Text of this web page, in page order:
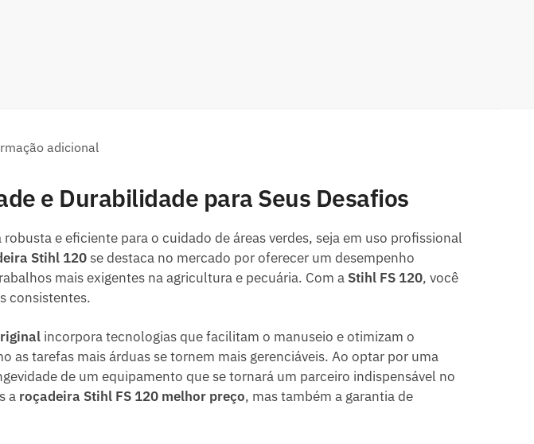
adicional
e Durabilidade para Seus Desafios
e eficiente para o cuidado de áreas verdes, seja em uso profissional
Stihl 120se destaca no mercado por oferecer um desempenho
mais exigentes na agricultura e pecuária. Com a Stihl FS 120, você
consistentes.
incorpora tecnologias que facilitam o manuseio e otimizam o
tarefas mais árduas se tornem mais gerenciáveis. Ao optar por uma
de um equipamento que se tornará um parceiro indispensável no
a roçadeira Stihl FS 120 melhor preço, mas também a garantia de